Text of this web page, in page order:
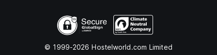
© 1999-2026 Hostelworld.com Limited